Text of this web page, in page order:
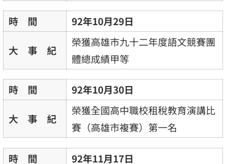
時 間 92年10月29日
大 事 紀
榮獲高雄市九十二年度語文競賽團
體總成績甲等
時 間 92年10月30日
大 事 紀
榮獲全國高中職校租稅教育演講比
賽（高雄市複賽）第一名
時 間 92年11月17日